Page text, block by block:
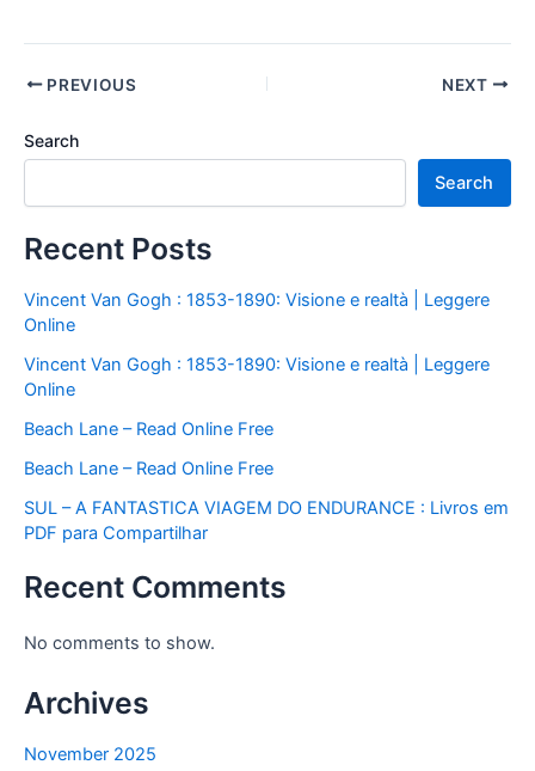
PREVIOUS NEXT
Search
Search
Recent Posts
Vincent Van Gogh : 1853-1890: Visione e realtà | Leggere
Online
Vincent Van Gogh : 1853-1890: Visione e realtà | Leggere
Online
Beach Lane – Read Online Free
Beach Lane – Read Online Free
SUL – A FANTASTICA VIAGEM DO ENDURANCE : Livros em
PDF para Compartilhar
Recent Comments
No comments to show.
Archives
November 2025